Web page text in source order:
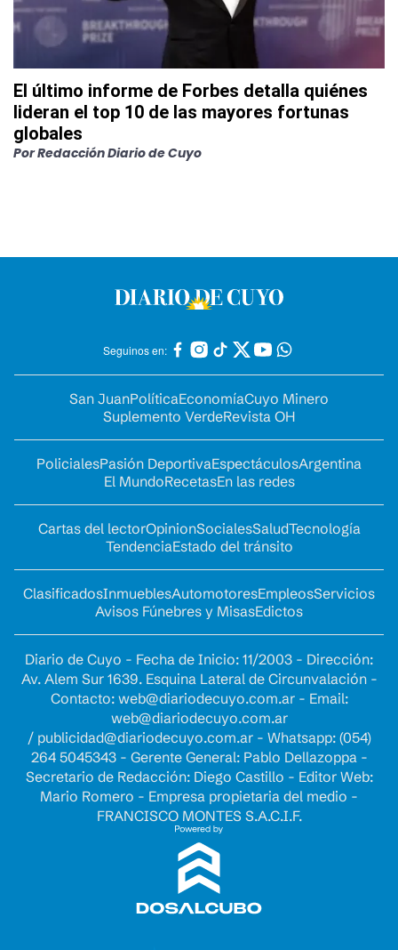
El último informe de Forbes detalla quiénes
lideran el top 10 de las mayores fortunas
globales
PorRedacción Diario de Cuyo
Seguinos en:
San JuanPolíticaEconomíaCuyo Minero
Suplemento VerdeRevista OH
PolicialesPasión DeportivaEspectáculosArgentina
El MundoRecetasEn las redes
Cartas del lectorOpinionSocialesSaludTecnología
TendenciaEstado del tránsito
ClasificadosInmueblesAutomotoresEmpleosServicios
Avisos Fúnebres y MisasEdictos
Diario de Cuyo - Fecha de Inicio: 11/2003 - Dirección:
Av. Alem Sur 1639. Esquina Lateral de Circunvalación -
Contacto: web@diariodecuyo.com.ar- Email:
web@diariodecuyo.com.ar
/ publicidad@diariodecuyo.com.ar- Whatsapp: (054)
264 5045343 - Gerente General: Pablo Dellazoppa -
Secretario de Redacción: Diego Castillo - Editor Web:
Mario Romero - Empresa propietaria del medio -
FRANCISCO MONTES S.A.C.I.F.